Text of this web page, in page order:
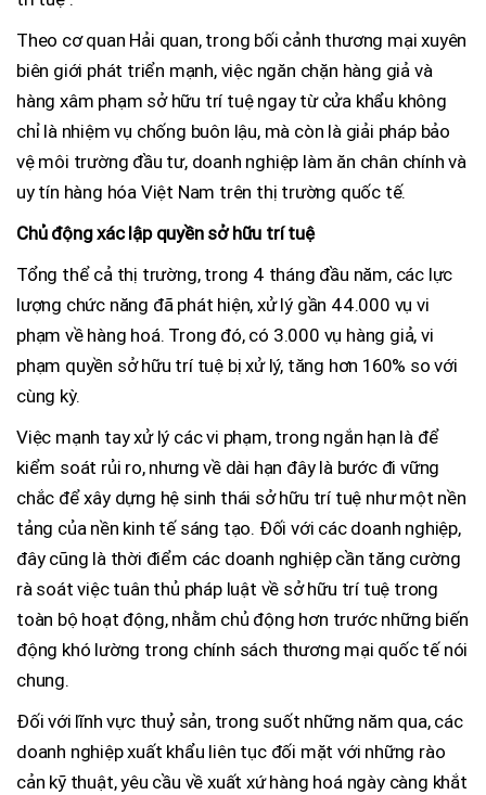
Theo cơ quan Hải quan, trong bối cảnh thương mại xuyên
biên giới phát triển mạnh, việc ngăn chặn hàng giả và
hàng xâm phạm sở hữu trí tuệ ngay từ cửa khẩu không
chỉ là nhiệm vụ chống buôn lậu, mà còn là giải pháp bảo
vệ môi trường đầu tư, doanh nghiệp làm ăn chân chính và
uy tín hàng hóa Việt Nam trên thị trường quốc tế.
Chủ động xác lập quyền sở hữu trí tuệ
Tổng thể cả thị trường, trong 4 tháng đầu năm, các lực
lượng chức năng đã phát hiện, xử lý gần 44.000 vụ vi
phạm về hàng hoá. Trong đó, có 3.000 vụ hàng giả, vi
phạm quyền sở hữu trí tuệ bị xử lý, tăng hơn 160% so với
cùng kỳ.
Việc mạnh tay xử lý các vi phạm, trong ngắn hạn là để
kiểm soát rủi ro, nhưng về dài hạn đây là bước đi vững
chắc để xây dựng hệ sinh thái sở hữu trí tuệ như một nền
tảng của nền kinh tế sáng tạo. Đối với các doanh nghiệp,
đây cũng là thời điểm các doanh nghiệp cần tăng cường
rà soát việc tuân thủ pháp luật về sở hữu trí tuệ trong
toàn bộ hoạt động, nhằm chủ động hơn trước những biến
động khó lường trong chính sách thương mại quốc tế nói
chung.
Đối với lĩnh vực thuỷ sản, trong suốt những năm qua, các
doanh nghiệp xuất khẩu liên tục đối mặt với những rào
cản kỹ thuật, yêu cầu về xuất xứ hàng hoá ngày càng khắt